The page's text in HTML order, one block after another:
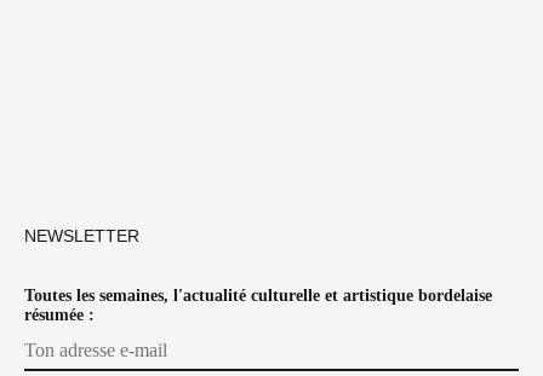
NEWSLETTER
Toutes les semaines, l'actualité culturelle et artistique bordelaise
résumée :